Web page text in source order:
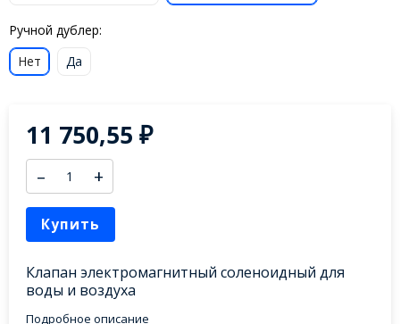
Ручной дублер:
Нет
Да
11 750,55₽
– +
Купить
Клапан электромагнитный соленоидный для
воды и воздуха
Подробное описание